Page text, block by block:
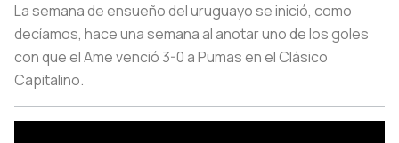
La semana de ensueño del uruguayo se inició, como
decíamos, hace una semana al anotar uno de los goles
con que el Ame venció 3-0 a Pumas en el Clásico
Capitalino.